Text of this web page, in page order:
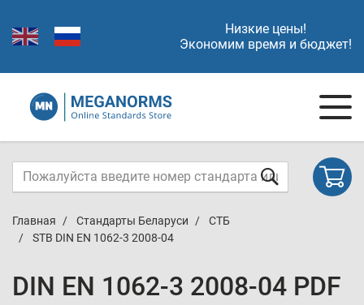
Низкие цены!
Экономим время и бюджет!
Главная Стандарты Беларуси
СТБ
STB DIN EN 1062-3 2008-04
DIN EN 1062-3 2008-04 PDF